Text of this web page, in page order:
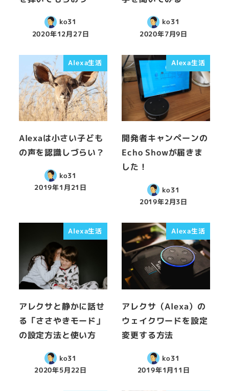
ko31
2020年12月27日
ko31
2020年7月9日
Alexa生活
Alexaは小さい子ども
の声を認識しづらい？
ko31
2019年1月21日
Alexa生活
開発者キャンペーンの
Echo Showが届きま
した！
ko31
2019年2月3日
Alexa生活
アレクサと静かに話せ
る「ささやきモード」
の設定方法と使い方
ko31
2020年5月22日
Alexa生活
アレクサ（Alexa）の
ウェイクワードを設定
変更する方法
ko31
2019年1月11日